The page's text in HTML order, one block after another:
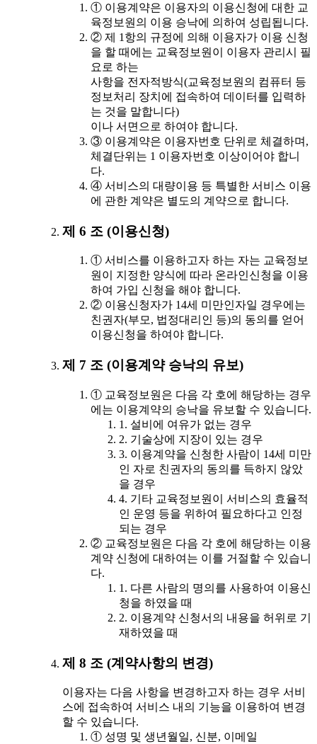
① 이용계약은 이용자의 이용신청에 대한 교
육정보원의 이용 승낙에 의하여 성립됩니다.
② 제 1항의 규정에 의해 이용자가 이용 신청
을 할 때에는 교육정보원이 이용자 관리시 필
요로 하는
사항을 전자적방식(교육정보원의 컴퓨터 등
정보처리 장치에 접속하여 데이터를 입력하
는 것을 말합니다)
이나 서면으로 하여야 합니다.
③ 이용계약은 이용자번호 단위로 체결하며,
체결단위는 1 이용자번호 이상이어야 합니
다.
④ 서비스의 대량이용 등 특별한 서비스 이용
에 관한 계약은 별도의 계약으로 합니다.
제 6 조 (이용신청)
① 서비스를 이용하고자 하는 자는 교육정보
원이 지정한 양식에 따라 온라인신청을 이용
하여 가입 신청을 해야 합니다.
② 이용신청자가 14세 미만인자일 경우에는
친권자(부모, 법정대리인 등)의 동의를 얻어
이용신청을 하여야 합니다.
제 7 조 (이용계약 승낙의 유보)
① 교육정보원은 다음 각 호에 해당하는 경우
에는 이용계약의 승낙을 유보할 수 있습니다.
1. 설비에 여유가 없는 경우
2. 기술상에 지장이 있는 경우
3. 이용계약을 신청한 사람이 14세 미만
인 자로 친권자의 동의를 득하지 않았
을 경우
4. 기타 교육정보원이 서비스의 효율적
인 운영 등을 위하여 필요하다고 인정
되는 경우
② 교육정보원은 다음 각 호에 해당하는 이용
계약 신청에 대하여는 이를 거절할 수 있습니
다.
1. 다른 사람의 명의를 사용하여 이용신
청을 하였을 때
2. 이용계약 신청서의 내용을 허위로 기
재하였을 때
제 8 조 (계약사항의 변경)
이용자는 다음 사항을 변경하고자 하는 경우 서비
스에 접속하여 서비스 내의 기능을 이용하여 변경
할 수 있습니다.
① 성명 및 생년월일, 신분, 이메일